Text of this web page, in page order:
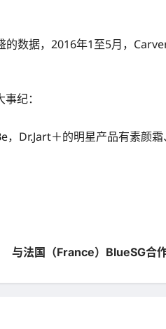
数据，2016年1至5月，
纪：
Dr.Jart＋的明星产品有素颜霜
与法国（France）BlueSG合